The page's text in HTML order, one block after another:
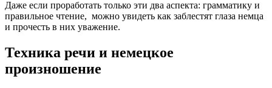
Даже если проработать только эти два аспекта: грамматику и
правильное чтение, можно увидеть как заблестят глаза немца
и прочесть в них уважение.
Техника речи и немецкое
произношение